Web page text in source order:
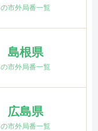
の市外局番一覧
島根県
の市外局番一覧
広島県
の市外局番一覧